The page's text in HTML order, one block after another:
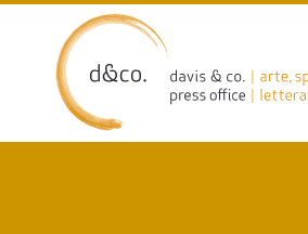
content